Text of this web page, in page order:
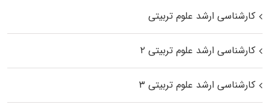
کارشناسی ارشد علوم تربیتی
کارشناسی ارشد علوم تربیتی ۲
کارشناسی ارشد علوم تربیتی ۳